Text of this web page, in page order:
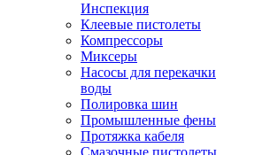
Инспекция
Клеевые пистолеты
Компрессоры
Миксеры
Насосы для перекачки
воды
Полировка шин
Промышленные фены
Протяжка кабеля
Смазочные пистолеты